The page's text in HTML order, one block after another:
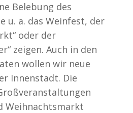
Belebung des
u. a. das Weinfest, der
oder der
zeigen. Auch in den
wollen wir neue
Innenstadt. Die
Weihnachtsmarkt